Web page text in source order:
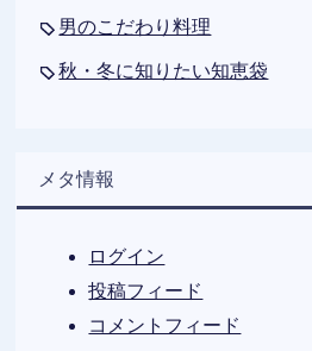
男のこだわり料理
秋・冬に知りたい知恵袋
メタ情報
ログイン
投稿フィード
コメントフィード